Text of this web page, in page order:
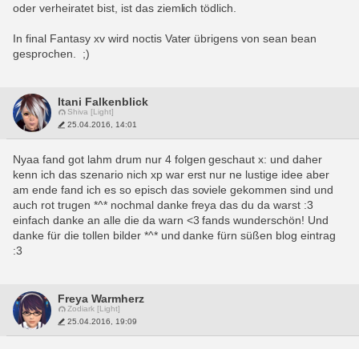
oder verheiratet bist, ist das ziemlich tödlich.
In final Fantasy xv wird noctis Vater übrigens von sean bean
gesprochen.  ;)
Itani Falkenblick
Shiva [Light]
25.04.2016, 14:01
Nyaa fand got lahm drum nur 4 folgen geschaut x: und daher
kenn ich das szenario nich xp war erst nur ne lustige idee aber
am ende fand ich es so episch das soviele gekommen sind und
auch rot trugen *^* nochmal danke freya das du da warst :3
einfach danke an alle die da warn <3 fands wunderschön! Und
danke für die tollen bilder *^* und danke fürn süßen blog eintrag
:3
Freya Warmherz
Zodiark [Light]
25.04.2016, 19:09